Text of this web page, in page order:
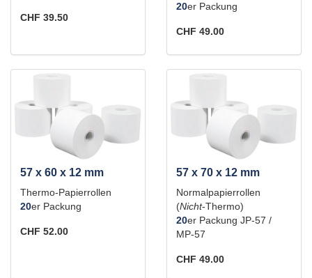
CHF 39.50
20er Packung
CHF 49.00
57 x 60 x 12 mm
Thermo-Papierrollen
20er Packung
CHF 52.00
57 x 70 x 12 mm
Normalpapierrollen
(Nicht-Thermo)
20er Packung JP-57 /
MP-57
CHF 49.00